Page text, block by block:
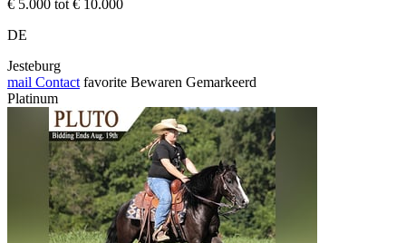
€ 5.000 tot € 10.000
DE
Jesteburg
mail Contact favorite Bewaren Gemarkeerd
Platinum